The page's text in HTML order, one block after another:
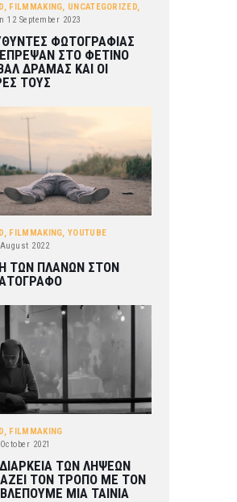
, FILMMAKING, UNCATEGORIZED,
12 September 2023
ΦΩΤΟΓΡΑΦΙΑΣ
ΣΤΟ ΦΕΤΙΝΟ
ΔΡΑΜΑΣ ΚΑΙ ΟΙ
ΤΟΥΣ
, FILMMAKING,YOUTUBE
2022
ΤΩΝ ΠΛΑΝΩΝ ΣΤΟΝ
, FILMMAKING
2021
ΤΩΝ ΛΗΨΕΩΝ
ΤΟΝ ΤΡΟΠΟ ΜΕ ΤΟΝ
ΜΙΑ ΤΑΙΝΙΑ